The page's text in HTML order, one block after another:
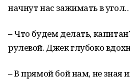
начнут нас зажимать в
– Что будем делать,
рулевой. Джек глубоко
– В прямой бой нам, не зная